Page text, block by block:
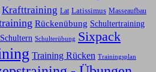
Krafttraining Lat Latissimus Masseaufbau
Rückenübung Schultertraining
Schulterübung Sixpack
Training Rücken Trainingsplan